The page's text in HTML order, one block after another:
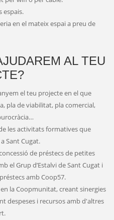
espais.
en el mateix espai a preu de
AL TEU
el teu projecte en el que
pla de viabilitat, pla comercial,
les activitats formatives que
Sant Cugat.
de préstecs de petites
el Grup d’Estalvi de Sant Cugat i
amb Coop57.
la Coopmunitat, creant sinergies
despeses i recursos amb d'altres